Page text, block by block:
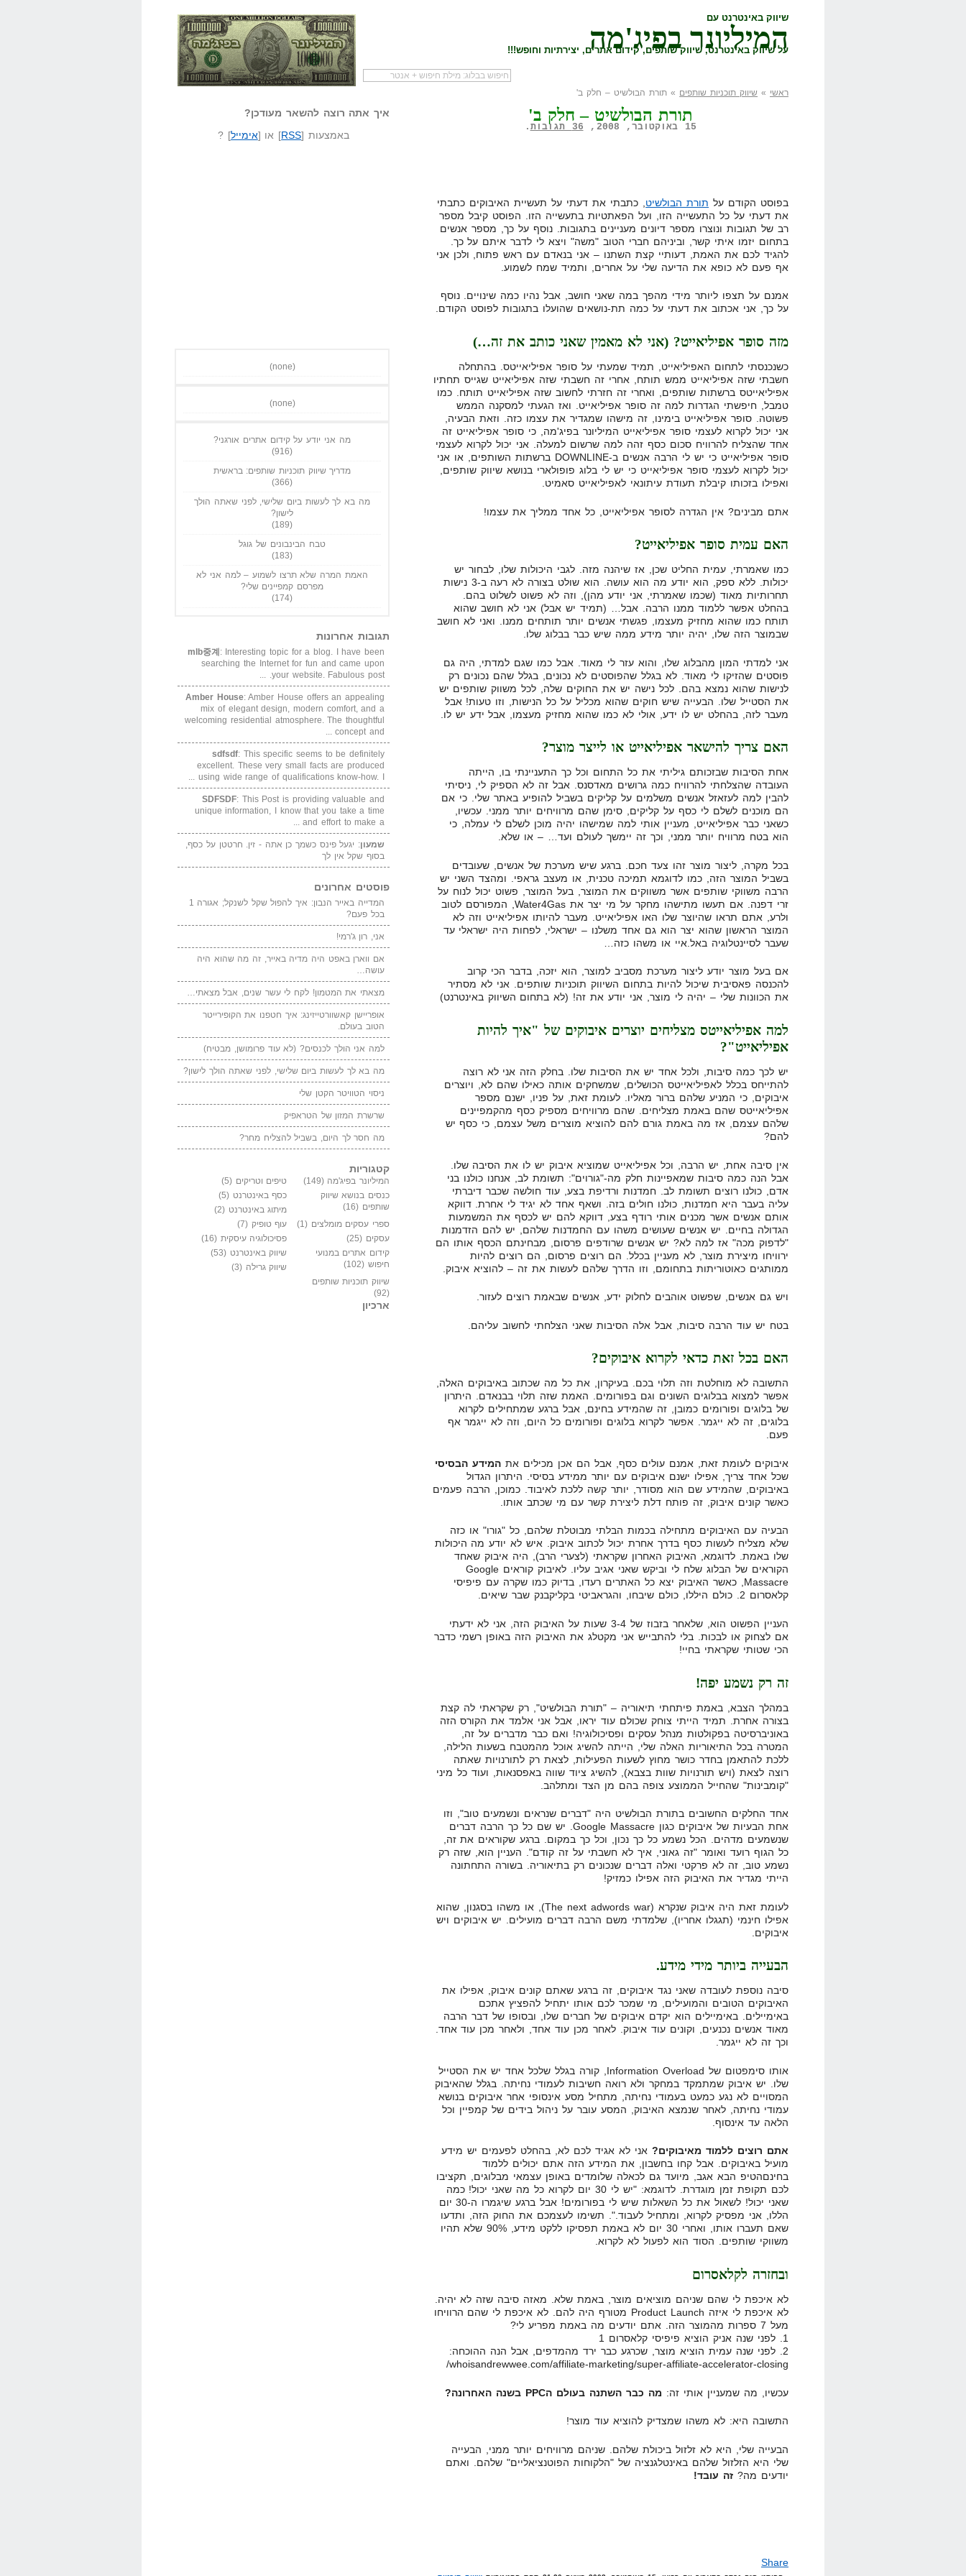
שיווק באינטרנט עם
המיליונר בפיג'מה
על שיווק באינטרנט, שיווק שותפים, קידום אתרים, יצירתיות וחופש!!!
שאל שאלה המיליונר בפיג'מה שיווק שותפים
ראשי » שיווק תוכניות שותפים » תורת הבולשיט – חלק ב'
תורת הבולשיט – חלק ב'
15 באוקטובר, 2008, 36 תגובות .
בפוסט הקודם על תורת הבולשיט , כתבתי את דעתי על תעשיית האיבוקים כתבתי
את דעתי על כל התעשייה הזו, ועל הפאתטיות בתעשייה הזו. הפוסט קיבל מספר
רב של תגובות ונוצרו מספר דיונים מעניינים בתגובות. נוסף על כך, מספר אנשים
בתחום יזמו איתי קשר, וביניהם חברי הטוב "משה" ויצא לי לדבר איתם על כך.
להגיד לכם את האמת, דעותיי קצת השתנו – אני בנאדם עם ראש פתוח, ולכן אני
אף פעם לא כופא את הדיעה שלי על אחרים, ותמיד שמח לשמוע.
אמנם על תצפו ליותר מידי מהפך במה שאני חושב, אבל נהיו כמה שינויים. נוסף
על כך, אני אכתוב את דעתי על כמה תת-נושאים שהועלו בתגובות לפוסט הקודם.
מזה סופר אפיליאייט? (אני לא מאמין שאני כותב את זה…)
כשנכנסתי לתחום האפיליאייט, תמיד שמעתי על סופר אפיליאייטס. בהתחלה
חשבתי שזה אפיליאייט ממש תותח, אחרי זה חשבתי שזה אפיליאייט שגייס תחתיו
אפיליאייטס ברשתות שותפים, ואחרי זה חזרתי לחשוב שזה אפיליאייט תותח. כמו
טמבל, חיפשתי הגדרות למה זה סופר אפיליאייט. ואז הגעתי למסקנה הממש
פשוטה. סופר אפיליאייט בימינו, זה מישהו שמגדיר את עצמו כזה. וזאת הבעיה,
אני יכול לקרוא לעצמי סופר אפיליאייט המיליונר בפיג'מה, כי סופר אפיליאייט זה
אחד שהצליח להרוויח סכום כסף זהה למה שרשום למעלה. אני יכול לקרוא לעצמי
סופר אפיליאייט כי יש לי הרבה אנשים ב-DOWNLINE ברשתות השותפים, או אני
יכול לקרוא לעצמי סופר אפיליאייט כי יש לי בלוג פופולארי בנושא שיווק שותפים,
ואפילו בזכותו קיבלת תעודת עיתונאי לאפיליאייט סאמיט.
אתם מבינים? אין הגדרה לסופר אפיליאייט, כל אחד ממליך את עצמו!
האם עמית סופר אפיליאייט?
כמו שאמרתי, עמית החליט שכן, אז שיהנה מזה. לגבי היכולות שלו, לבחור יש
יכולות. ללא ספק, הוא יודע מה הוא עושה. הוא שולט בצורה לא רעה ב-3 נישות
תחרותיות מאוד (שכמו שאמרתי, אני יודע מהן), וזה לא פשוט לשלוט בהם.
בהחלט אפשר ללמוד ממנו הרבה. אבל… (תמיד יש אבל) אני לא חושב שהוא
תותח כמו שהוא מחזיק מעצמו, פגשתי אנשים יותר תותחים ממנו. ואני לא חושב
שבמוצר הזה שלו, יהיה יותר מידע ממה שיש כבר בבלוג שלו.
אני למדתי המון מהבלוג שלו, והוא עזר לי מאוד. אבל כמו שגם למדתי, היה גם
פוסטים שהזיקו לי מאוד. לא בגלל שהפוסטים לא נכונים, בגלל שהם נכונים רק
לנישות שהוא נמצא בהם. לכל נישה יש את החוקים שלה, לכל משווק שותפים יש
את הסטייל שלו. הבעייה שיש חוקים שהוא מכליל על כל הנישות, וזו טעות! אבל
מעבר לזה, בהחלט יש לו ידע, אולי לא כמו שהוא מחזיק מעצמו, אבל ידע יש לו.
האם צריך להישאר אפיליאייט או לייצר מוצר?
אחת הסיבות שבזכותם גיליתי את כל התחום וכל כך התעניינתי בו, הייתה
העובדה שהצלחתי להרוויח כמה גרושים מאדסנס. אבל זה לא הספיק לי, ניסיתי
להבין למה לעזאזל אנשים משלמים על קליקים בשביל להופיע באתר שלי. כי אם
הם מוכנים לשלם לי כסף על קליקים, סימן שהם מרוויחים יותר ממני. עכשיו,
כשאני כבר אפיליאייט, מעניין אותי למה שמישהו יהיה מוכן לשלם לי עמלה, כי
הוא בטח מרוויח יותר ממני, וכך זה יימשך לעולם ועד… – או שלא.
בכל מקרה, ליצור מוצר זהו צעד חכם. ברגע שיש מערכת של אנשים, שעובדים
בשביל המוצר הזה, כמו לדוגמא תמיכה טכנית, או מעצב גראפי. ומהצד השני יש
הרבה משווקי שותפים אשר משווקים את המוצר, בעל המוצר, פשוט יכול לנוח על
זרי דפנה. אם תעשו מתישהו מחקר על מי יצר את Water4Gas, המפורסם לטוב
ולרע, אתם תראו שהיוצר שלו האו אפיליאייט. מעבר להיותו אפיליאייט וזה לא
המוצר הראשון שהוא יצר הוא גם אחד משלנו – ישראלי, לפחות היה ישראלי עד
שעבר לסיינטלוגיה באל.איי או משהו כזה…
אם בעל מוצר יודע ליצור מערכת מסביב למוצר, הוא יזכה, בדבר הכי קרוב
להכנסה פאסיבית שיכול להיות בתחום השיווק תוכניות שותפים. אני לא מסתיר
את הכוונות שלי – יהיה לי מוצר, אני יודע את זה! (לא בתחום השיווק באינטרנט)
למה אפיליאייטס מצליחים יוצרים איבוקים של "איך להיות
אפיליאייט"?
יש לכך כמה סיבות, ולכל אחד יש את הסיבות שלו. בחלק הזה אני לא רוצה
להתייחס בכלל לאפיליאייטס הכושלים, שמשחקים אותה כאילו שהם לא, ויוצרים
איבוקים, כי המניע שלהם ברור מאליו. לעומת זאת, על פניו, ישנם מספר
אפיליאייטס שהם באמת מצליחים. שהם מרוויחים מספיק כסף מהקמפיינים
שלהם עצמם, אז מה באמת גורם להם להוציא מוצרים משל עצמם, כי כסף יש
להם?
אין סיבה אחת, יש הרבה, וכל אפיליאייט שמוציא איבוק יש לו את הסיבה שלו.
אבל הנה כמה סיבות שמאפיינות חלק מה-"גורוים": תשומת לב, אנחנו כולנו בני
אדם, כולנו רוצים תשומת לב. חמדנות ורדיפת בצע, עוד חולשה שכבר דיברתי
עליה בעבר היא חמדנות, כולנו חולים בזה. ושאף אחד לא יגיד לי אחרת. דווקא
אותם אנשים אשר מכנים אותי רודף בצע, דווקא להם יש לכסף את המשמעות
הגדולה בחיים. יש אנשים שעושים משהו עם החמדנות שלהם, יש להם הזדמנות
"לדפוק מכה" אז למה לא? יש אנשים שרודפים פרסום, מבחינתם הכסף אותו הם
ירוויחו מיצירת מוצר, לא מעניין בכלל. הם רוצים פרסום, הם רוצים להיות
ממותגים כאוטוריתות בתחומם, וזו הדרך שלהם לעשות את זה – להוציא איבוק.
ויש גם אנשים, שפשוט אוהבים לחלוק ידע, אנשים שבאמת רוצים לעזור.
בטח יש עוד הרבה סיבות, אבל אלה הסיבות שאני הצלחתי לחשוב עליהם.
האם בכל זאת כדאי לקרוא איבוקים?
התשובה לא מוחלטת וזה תלוי בכם. בעיקרון, את כל מה שכתוב באיבוקים האלה,
אפשר למצוא בבלוגים השונים וגם בפורומים. האמת שזה תלוי בבנאדם. היתרון
של בלוגים ופורומים כמובן, זה שהמידע בחינם, אבל ברגע שמתחילים לקרוא
בלוגים, זה לא ייגמר. אפשר לקרוא בלוגים ופורומים כל היום, וזה לא ייגמר אף
פעם.
איבוקים לעומת זאת, אמנם עולים כסף, אבל הם אכן מכילים את המידע הבסיסי
שכל אחד צריך, אפילו ישנם איבוקים עם יותר ממידע בסיסי. היתרון הגדול
באיבוקים, שהמידע שם הוא מסודר, יותר קשה ללכת לאיבוד. כמוכן, הרבה פעמים
כאשר קונים איבוק, זה פותח דלת ליצירת קשר עם מי שכתב אותו.
הבעיה עם האיבוקים מתחילה בכמות הבלתי מבוטלת שלהם, כל "גורו" או כזה
שלא מצליח לעשות כסף בדרך אחרת יכול לכתוב איבוק. איש לא יודע מה היכולות
שלו באמת. לדוגמא, האיבוק האחרון שקראתי (לצערי הרב), היה איבוק שאחד
הקוראים של הבלוג שלח לי וביקש שאני אגיב עליו. לאיבוק קוראים Google
Massacre, כאשר האיבוק יצא כל האתרים רעדו, בדיוק כמו שקרה עם פיפיסי
קלאסרום 2. כולם היללו, כולם שיבחו, והגראביטי בקליקבנק שבר שיאים.
העניין הפשוט הוא, שלאחר בזבוז של 3-4 שעות על האיבוק הזה, אני לא ידעתי
אם לצחוק או לבכות. בלי להתבייש אני מקטלג את האיבוק הזה באופן רשמי כדבר
הכי שטותי שקראתי בחיי!
זה רק נשמע יפה!
במהלך הצבא, באמת פיתחתי תיאוריה – "תורת הבולשיט", רק שקראתי לה קצת
בצורה אחרת. תמיד הייתי צוחק שכולם עוד יראו, אבל אני אלמד את הקורס הזה
באוניברסיטה בפקולטות מנהל עסקים ופסיכולוגיה! ואם כבר מדברים על זה,
המטרה בכל התיאוריות האלה שלי, הייתה להשיג אוכל מהמטבח בשעות הלילה,
ללכת להתאמן בחדר כושר מחוץ לשעות הפעילות, לצאת רק לתורנויות שאתה
רוצה לצאת (ויש תורנויות שוות בצבא), להשיג ציוד שווה באפסנאות, ועוד כל מיני
"קומבינות" שהחייל הממוצע צופה בהם מן הצד ומתלהב.
אחד החלקים החשובים בתורת הבולשיט היה "דברים שנראים ונשמעים טוב", וזו
אחת הבעיות של איבוקים כגון Google Massacre. יש שם כל כך הרבה דברים
שנשמעים מדהים. הכל נשמע כל כך נכון, וכל כך במקום. ברגע שקוראים את זה,
כל הגוף רועד ואומר "זה גאוני, איך לא חשבתי על זה קודם". העניין הוא, שזה רק
נשמע טוב, זה לא פרקטי ואלה דברים שנכונים רק בתיאוריה. בשורה התחתונה
הייתי מגדיר את האיבוק הזה אפילו כמזיק!
לעומת זאת היה איבוק שנקרא (The next adwords war), או משהו בסגנון, שהוא
אפילו חינמי (תגגלו אחריו), שלמדתי משם הרבה דברים מועילים. יש איבוקים ויש
איבוקים.
הבעייה ביותר מידי מידע.
סיבה נוספת לעובדה שאני נגד איבוקים, זה ברגע שאתם קונים איבוק, אפילו את
האיבוקים הטובים והמועילים, מי שמכר לכם אותו יתחיל להפציץ אתכם
באימיילים. באימיילים הוא יקדם איבוקים של חברים שלו, ובסופו של דבר הרבה
מאוד אנשים נכנעים, וקונים עוד איבוק. לאחר מכן עוד אחד, ולאחר מכן עוד אחד.
וכך זה לא ייגמר.
אותו סימפטום של Information Overload, קורה בגלל שלכל אחד יש את הסטייל
שלו. יש איבוק שמתמקד במחקר ולא רואה חשיבות לעמודי נחיתה. בגלל שהאיבוק
המסויים לא נגע כמעט בעמודי נחיתה, מתחיל מסע אינסופי אחר איבוקים בנושא
עמודי נחיתה, לאחר שנמצא האיבוק, המסע עובר על ניהול בידים של קמפיין וכל
הלאה עד אינסוף.
אתם רוצים ללמוד מאיבוקים?אני לא אגיד לכם לא, בהחלט לפעמים יש מידע
מועיל באיבוקים. אבל קחו בחשבון, את המידע הזה אתם יכולים ללמוד
בחינםהטיפ הבא אגב, מיועד גם לכאלה שלומדים באופן עצמאי מבלוגים, תקציבו
לכם תקופת זמן מוגדרת. לדוגמא: "יש לי 30 יום לקרוא כל מה שאני יכול! כמה
שאני יכול! לשאול את כל השאלות שיש לי בפורומים! אבל ברגע שיגמרו ה-30 יום
הללו, אני מפסיק לקרוא, ומתחיל לעבוד.". תשימו לעצמכם את החוק הזה, ותדעו
שאם תעברו אותו, ואחרי 30 יום לא באמת תפסיקו ללקט מידע, 90% שלא תהיו
משווקי שותפים. הסוד הוא לפעול לא לקרוא.
ובחזרה לקלאסרום
לא איכפת לי שהם שניהם מוציאים מוצר, באמת שלא. מאזה סיבה שזה לא יהיה.
לא איכפת לי איזה Product Launch מטורף היה להם. לא איכפת לי שהם הרוויחו
מעל 7 ספרות מהמוצר הזה. אתם יודעים מה באמת מפריע לי?
1. לפני שנה אניק הוציא פיפיסי קלאסרום 1
2. לפני שנה עמית הוציא מוצר, שכרגע כבר ירד מהמדפים, אבל הנה ההוכחה:
whoisandrewwee.com/affiliate-marketing/super-affiliate-accelerator-closing/
עכשיו, מה שמעניין אותי זה: מה כבר השתנה בעולם הPPC בשנה האחרונה?
התשובה היא: לא משהו שמצדיק להוציא עוד מוצר!
הבעייה שלי, היא לא זלזול ביכולת שלהם. שניהם מרוויחים יותר ממני, הבעייה
שלי היא הזלזול שלהם באינטלגנציה של "הלקוחות הפוטנציאליים" שלהם. ואתם
יודעים מה? זה עובד!
Share
איך אתה רוצה להשאר מעודכן?
באמצעות [RSS] או [אימייל] ?
(none)
(none)
מה אני יודע על קידום אתרים אורגני?
(916)
מדריך שיווק תוכניות שותפים: בראשית
(366)
מה בא לך לעשות ביום שלישי, לפני שאתה הולך
לישון?
(189)
טבח הבינבונים של גוגל
(183)
האמת המרה שלא תרצו לשמוע – למה אני לא
מפרסם קמפיינים שלי?
(174)
תגובות אחרונות
mlb중계 : Interesting topic for a blog. I have been
searching the Internet for fun and came upon
your website. Fabulous post. ...
Amber House: Amber House offers an appealing
mix of elegant design, modern comfort, and a
welcoming residential atmosphere. The thoughtful
concept and ...
sdfsdf: This specific seems to be definitely
excellent. These very small facts are produced
using wide range of qualifications know-how. I ...
SDFSDF: This Post is providing valuable and
unique information, I know that you take a time
and effort to make a ...
שמעון: יגעל פינס כשמך כן אתה - זין. חרטטן על כסף,
בסוף שקל אין לך
פוסטים אחרונים
המדייה באייר הנבון: איך להפול שקל לשנקל; אגורה 1
בכל פעם?
אני, רון ג'רמי!
אם ווארן באפט היה מדיה באייר, זה מה שהוא היה
עושה…
מצאתי את המטמון! לקח לי עשר שנים, אבל מצאתי…
אופריישן קאשוורטייזינג: איך חטפנו את הקופירייטר
הטוב בעולם.
למה אני הולך לכנסים? (לא עוד פרומושן, מבטיח)
מה בא לך לעשות ביום שלישי, לפני שאתה הולך לישון?
ניסוי הטוויטר הקטן שלי
שרשרת המזון של הטראפיק
מה חסר לך היום, בשביל להצליח מחר?
קטגוריות
המיליונר בפיג'מה (149) טיפים וטריקים (5)
כנסים בנושא שיווק
שותפים (16)
כסף באינטרנט (5)
מיתוג באינטרנט (2)
ספרי עסקים מומלצים (1) עוף טופיק (7)
עסקים (25) פסיכולוגיה עיסקית (16)
קידום אתרים במנועי
חיפוש (102)
שיווק באינטרנט (53)
שיווק גרילה (3)
שיווק תוכניות שותפים
(92)
ארכיון